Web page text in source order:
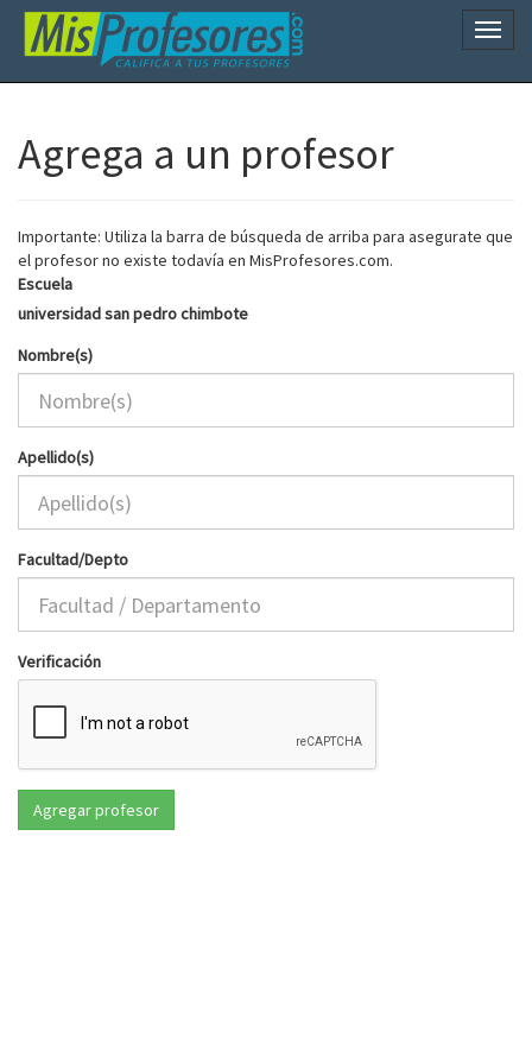
Agrega a un profesor
Importante: Utiliza la barra de búsqueda de arriba para asegurate que
el profesor no existe todavía en MisProfesores.com.
Escuela
universidad san pedro chimbote
Nombre(s)
Apellido(s)
Facultad/Depto
Verificación